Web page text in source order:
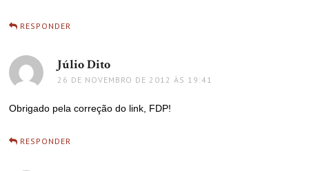
RESPONDER
Júlio Dito
26 DE NOVEMBRO DE 2012 ÀS 19:41
Obrigado pela correção do link, FDP!
RESPONDER